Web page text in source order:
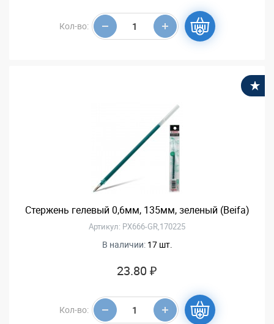
Кол-во:
Стержень гелевый 0,6мм, 135мм, зеленый (Beifa)
Артикул: PX666-GR,170225
В наличии: 17 шт.
23.80 ₽
Кол-во: